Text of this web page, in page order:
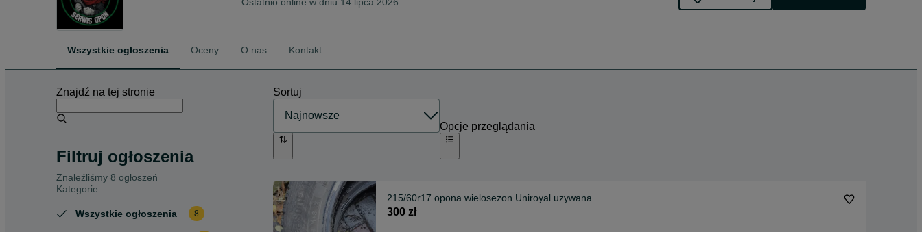
Wszystkie ogłoszenia Oceny O nas Kontakt
Znajdź na tej stronie
Filtruj ogłoszenia
Znaleźliśmy 8 ogłoszeń
Kategorie
Wszystkie ogłoszenia 8
Sortuj
Opcje przeglądania
215/60r17 opona wielosezon Uniroyal uzywana
300 zł